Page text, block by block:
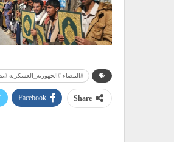
#البيضاء #الجهوزية_العسكرية
Share
Facebook